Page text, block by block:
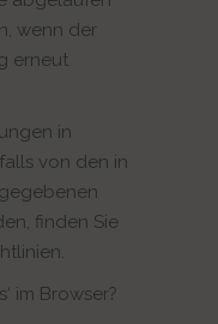
wenn der
erneut
in
von den in
finden Sie
im Browser?